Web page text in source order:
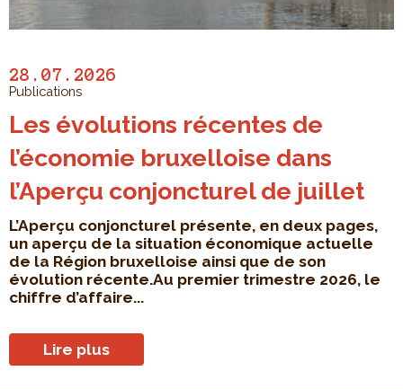
28.07.2026
Publications
Les évolutions récentes de
l’économie bruxelloise dans
l’Aperçu conjoncturel de juillet
L’Aperçu conjoncturel présente, en deux pages,
un aperçu de la situation économique actuelle
de la Région bruxelloise ainsi que de son
évolution récente.Au premier trimestre 2026, le
chiffre d’affaire...
Lire plus